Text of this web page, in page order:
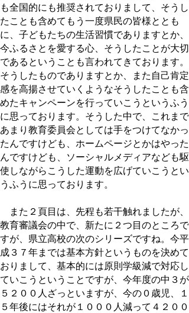
も全国的にも推奨されておりまして、そうし
たことも含めてもう一度県民の皆様ととも
に、子どもたちの生活習慣でありますとか、
今ふるさとを愛する心、そうしたことが大切
であるということも言われてきております。
そうしたものでありますとか、また自己肯定
感を高揚させていくようなそうしたことも含
めたキャンペーンを行っていこうというふう
に思っております。そうした中で、これまで
あまり教育委員会としては手をつけてなかっ
たんですけども、ホームページとかはやった
んですけども、ソーシャルメディアなども駆
使しながらこうした運動を広げていこうとい
うふうに思っております。
また２頁目は、先程も若干触れましたが、
教育審議会の中で、新たに２つ目のところで
すが、県立高校の次のシリーズですね。今平
成３７年までは基本方針というものを決めて
おりまして、基本的には原則学級減で対応し
ていこうということですが、今年度の中３が
５２００人ざっといますが、今の０歳児、１
５年後にはそれが１０００人減って４２００